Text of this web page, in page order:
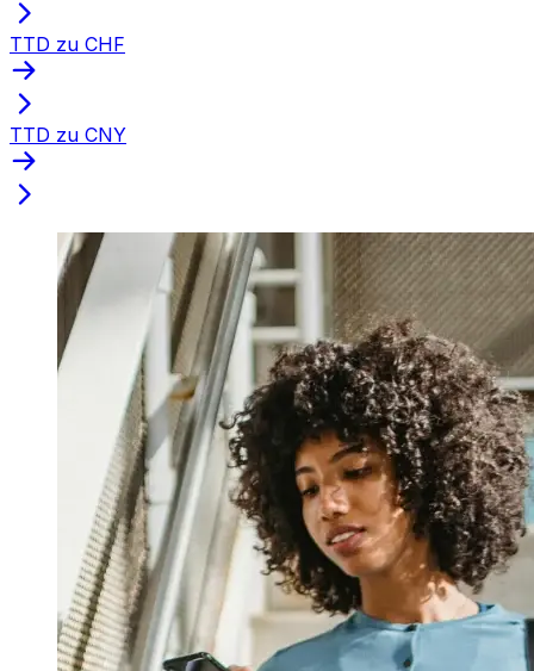
TTD zu CHF
TTD zu CNY